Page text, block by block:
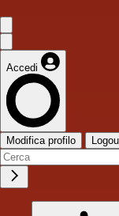
Accedi
Modifica profilo